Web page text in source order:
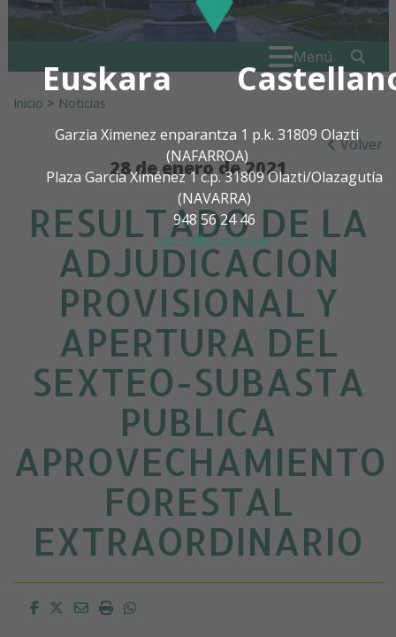
Euskara
Garzia Ximenez enparantza 1 p.k. 31809 Olazti
(NAFARROA)
Plaza García Ximénez 1 c.p. 31809 Olazti/Olazagutía
(NAVARRA)
948 56 24 46
olazti@olazti.com
Menú
Inicio > Noticias
Volver
28 de enero de 2021
RESULTADO DE LA
ADJUDICACION
PROVISIONAL Y
APERTURA DEL
SEXTEO-SUBASTA
PUBLICA
APROVECHAMIENTO
FORESTAL
EXTRAORDINARIO
Facebook
Twitter
EmailImprimirWhatsapp